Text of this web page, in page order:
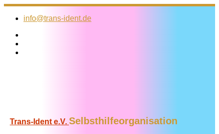
Zum
Inhalt
info@trans-ident.de
Trans-Ident e.V. Selbsthilfeorganisation